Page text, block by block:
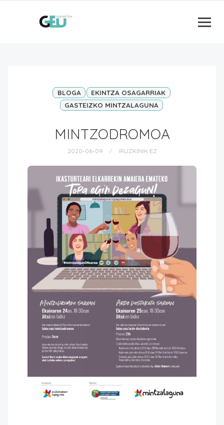
BLOGA
EKINTZA OSAGARRIAK
GASTEIZKO MINTZALAGUNA
MINTZODROMOA
2020-06-09 IRUZKINIK EZ